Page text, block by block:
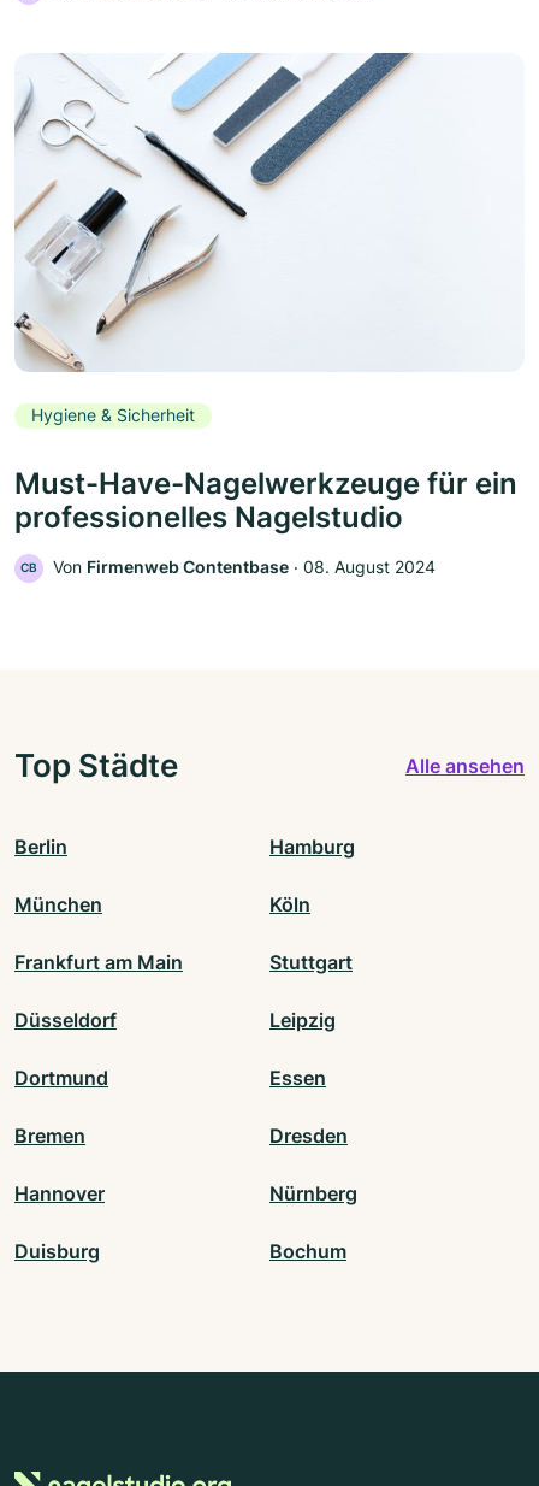
Hygiene & Sicherheit
Must-Have-Nagelwerkzeuge für ein
professionelles Nagelstudio
CB Von Firmenweb Contentbase ‧ 08. August 2024
Top Städte Alle ansehen
Berlin Hamburg
München Köln
Frankfurt am Main Stuttgart
Düsseldorf Leipzig
Dortmund Essen
Bremen Dresden
Hannover Nürnberg
Duisburg Bochum